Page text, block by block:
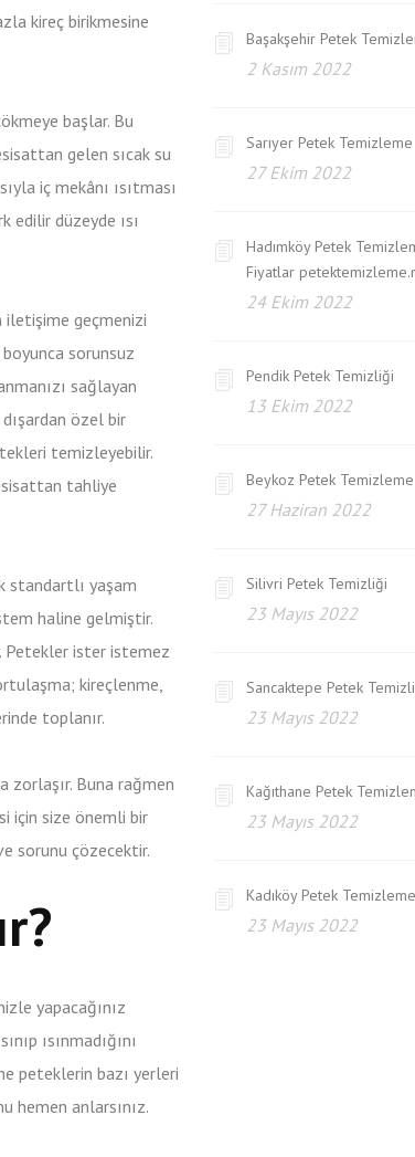
kireç birikmesine
başlar. Bu
gelen sıcak su
iç mekânı ısıtması
edilir düzeyde ısı
iletişime geçmenizi
sorunsuz
sağlayan
özel bir
temizleyebilir.
tahliye
standartlı yaşam
haline gelmiştir.
Petekler ister istemez
kireçlenme,
toplanır.
zorlaşır. Buna rağmen
için size önemli bir
sorunu çözecektir.
yapacağınız
ısınmadığını
peteklerin bazı yerleri
hemen anlarsınız.
Başakşehir Petek
2 Kasım 2022
Sarıyer Petek Temizleme
27 Ekim 2022
Hadımköy Petek
Fiyatlar
24 Ekim 2022
Pendik Petek Temizliği
13 Ekim 2022
Beykoz Petek Temizleme
27 Haziran 2022
Silivri Petek Temizliği
23 Mayıs 2022
Sancaktepe Petek
23 Mayıs 2022
Kağıthane Petek
23 Mayıs 2022
Kadıköy Petek Temizleme
23 Mayıs 2022